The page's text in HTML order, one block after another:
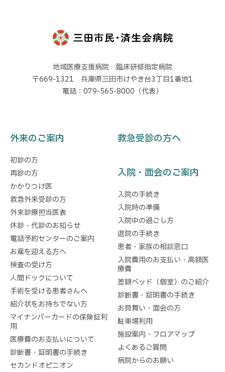
地域医療支援病院 臨床研修指定病院
〒669-1321 兵庫県三田市けやき台3丁目1番地1
電話：079-565-8000（代表）
外来のご案内
初診の方
再診の方
かかりつけ医
救急外来受診の方
外来診療担当医表
休診・代診のお知らせ
電話予約センターのご案内
お産を迎える方へ
検査の受け方
人間ドックについて
手術を受ける患者さんへ
紹介状をお持ちでない方
マイナンバーカードの保険証利
用
医療費のお支払いについて
診断書・証明書の手続き
セカンドオピニオン
救急受診の方へ
入院・面会のご案内
入院の手続き
入院時の準備
入院中の過ごし方
退院の手続き
患者・家族の相談窓口
入院費用のお支払い・高額医
療費
差額ベッド（個室）のご紹介
診断書・証明書の手続き
お見舞い・面会の方
駐車場利用
施設案内・フロアマップ
よくあるご質問
病院からのお願い